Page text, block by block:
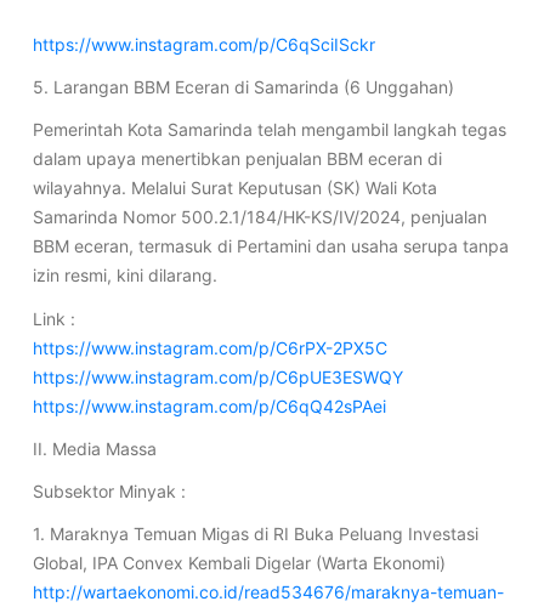
https://www.instagram.com/p/C6qSciISckr
5. Larangan BBM Eceran di Samarinda (6 Unggahan)
Pemerintah Kota Samarinda telah mengambil langkah tegas
dalam upaya menertibkan penjualan BBM eceran di
wilayahnya. Melalui Surat Keputusan (SK) Wali Kota
Samarinda Nomor 500.2.1/184/HK-KS/IV/2024, penjualan
BBM eceran, termasuk di Pertamini dan usaha serupa tanpa
izin resmi, kini dilarang.
Link :
https://www.instagram.com/p/C6rPX-2PX5C
https://www.instagram.com/p/C6pUE3ESWQY
https://www.instagram.com/p/C6qQ42sPAei
II. Media Massa
Subsektor Minyak :
1. Maraknya Temuan Migas di RI Buka Peluang Investasi
Global, IPA Convex Kembali Digelar (Warta Ekonomi)
http://wartaekonomi.co.id/read534676/maraknya-temuan-